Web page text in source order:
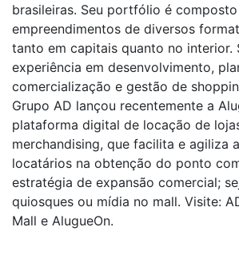
brasileiras. Seu portfólio é
empreendimentos de diversos
tanto em capitais quanto no interior.
experiência em desenvolvimento,
comercialização e gestão de
Grupo AD lançou recentemente a
plataforma digital de locação de
merchandising, que facilita e agiliza
locatários na obtenção do ponto
estratégia de expansão comercial;
quiosques ou mídia no mall. Visite:
Mall e AlugueOn.